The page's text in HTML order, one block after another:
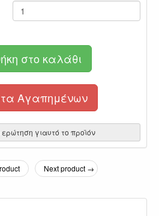
στο καλάθι
Αγαπημένων
γιαυτό το προϊόν
Next product →